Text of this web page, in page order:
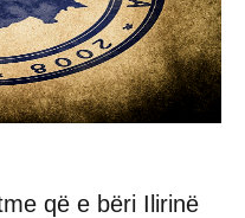
që e bëri Ilirinë